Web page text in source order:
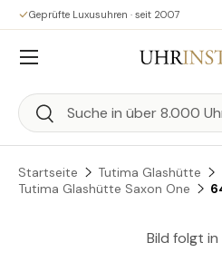
Direkt zum Inhalt
Geprüfte Luxusuhren · seit 2007
Suchen
Suchen
Menü
Startseite
Tutima Glashütte
Tutima Glashütte Saxon One
Bild folgt in